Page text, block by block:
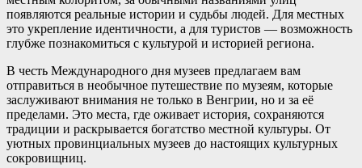
появляются реальные истории и судьбы людей. Для местных
это укрепление идентичности, а для туристов — возможность
глубже познакомиться с культурой и историей региона.
В честь Международного дня музеев предлагаем вам
отправиться в необычное путешествие по музеям, которые
заслуживают внимания не только в Венгрии, но и за её
пределами. Это места, где оживает история, сохраняются
традиции и раскрывается богатство местной культуры. От
уютных провинциальных музеев до настоящих культурных
сокровищниц.